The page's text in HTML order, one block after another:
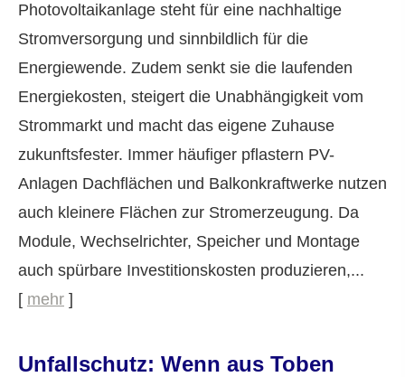
Photovoltaikanlage steht für eine nachhaltige
Stromversorgung und sinnbildlich für die
Energiewende. Zudem senkt sie die laufenden
Energiekosten, steigert die Unabhängigkeit vom
Strommarkt und macht das eigene Zuhause
zukunftsfester. Immer häufiger pflastern PV-
Anlagen Dachflächen und Balkonkraftwerke nutzen
auch kleinere Flächen zur Stromerzeugung. Da
Module, Wechselrichter, Speicher und Montage
auch spürbare Investitionskosten produzieren,...
[ mehr ]
Unfallschutz: Wenn aus Toben